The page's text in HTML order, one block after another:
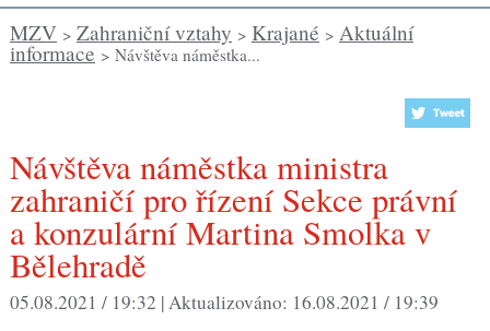
MZV> Zahraniční vztahy > Krajané > Aktuální
informace > Návštěva náměstka...
Návštěva náměstka ministra
zahraničí pro řízení Sekce právní
a konzulární Martina Smolka v
Bělehradě
05.08.2021 / 19:32 |Aktualizováno: 16.08.2021 / 19:39